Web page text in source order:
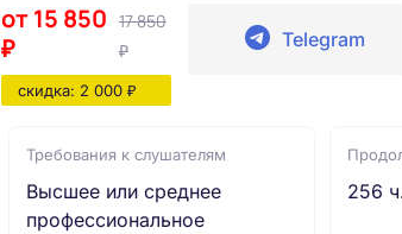
от 15 850
₽
17 850
₽
скидка: 2 000 ₽
Telegram
Требования к слушателям
Высшее или среднее
профессиональное
256